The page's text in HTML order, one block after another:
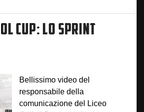
CUP: LO SPRINT
Bellissimo video del
responsabile della
comunicazione del Liceo